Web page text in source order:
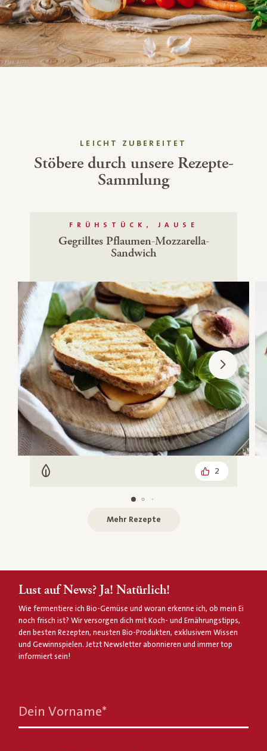
LEICHT ZUBEREITET
Stöbere durch unsere Rezepte-
Sammlung
FRÜHSTÜCK, JAUSE
Gegrilltes Pflaumen-Mozzarella-
Sandwich
Vegetarisch 2
Mehr Rezepte
Lust auf News? Ja! Natürlich!
Wie fermentiere ich Bio-Gemüse und woran erkenne ich, ob mein Ei
noch frisch ist? Wir versorgen dich mit Koch- und Ernährungstipps,
den besten Rezepten, neusten Bio-Produkten, exklusivem Wissen
und Gewinnspielen. Jetzt Newsletter abonnieren und immer top
informiert sein!
Dein Vorname*